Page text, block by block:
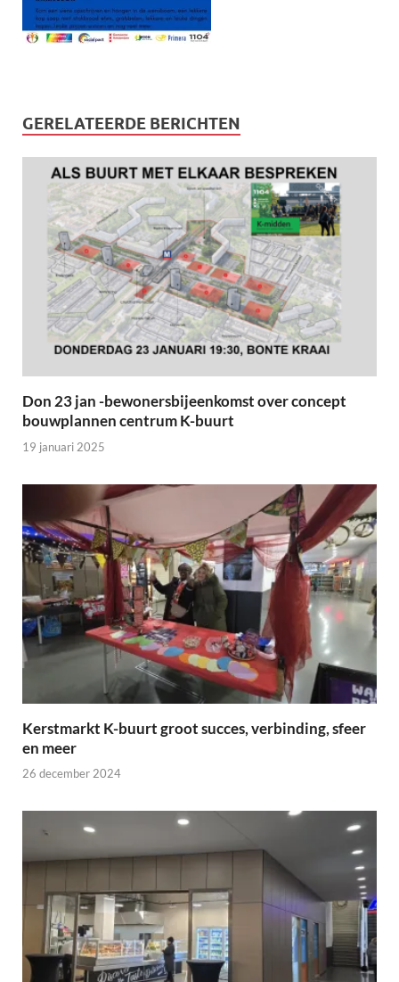
GERELATEERDE BERICHTEN
Don 23 jan -bewonersbijeenkomst over concept
bouwplannen centrum K-buurt
19 januari 2025
Kerstmarkt K-buurt groot succes, verbinding, sfeer
en meer
26 december 2024